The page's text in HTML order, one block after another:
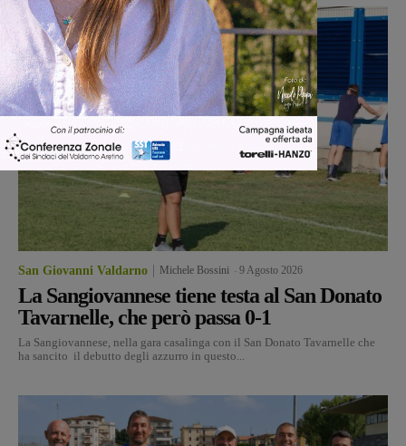
San Giovanni Valdarno Michele Bossini 9 Agosto 2026
La Sangiovannese tiene testa al San Donato
Tavarnelle, che però passa 0-1
La Sangiovannese, nella gara casalinga con il San Donato Tavarnelle che
ha sancito il debutto degli azzurro in questo...